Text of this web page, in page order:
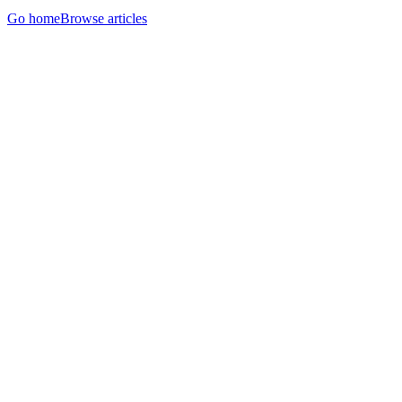
Go homeBrowse articles